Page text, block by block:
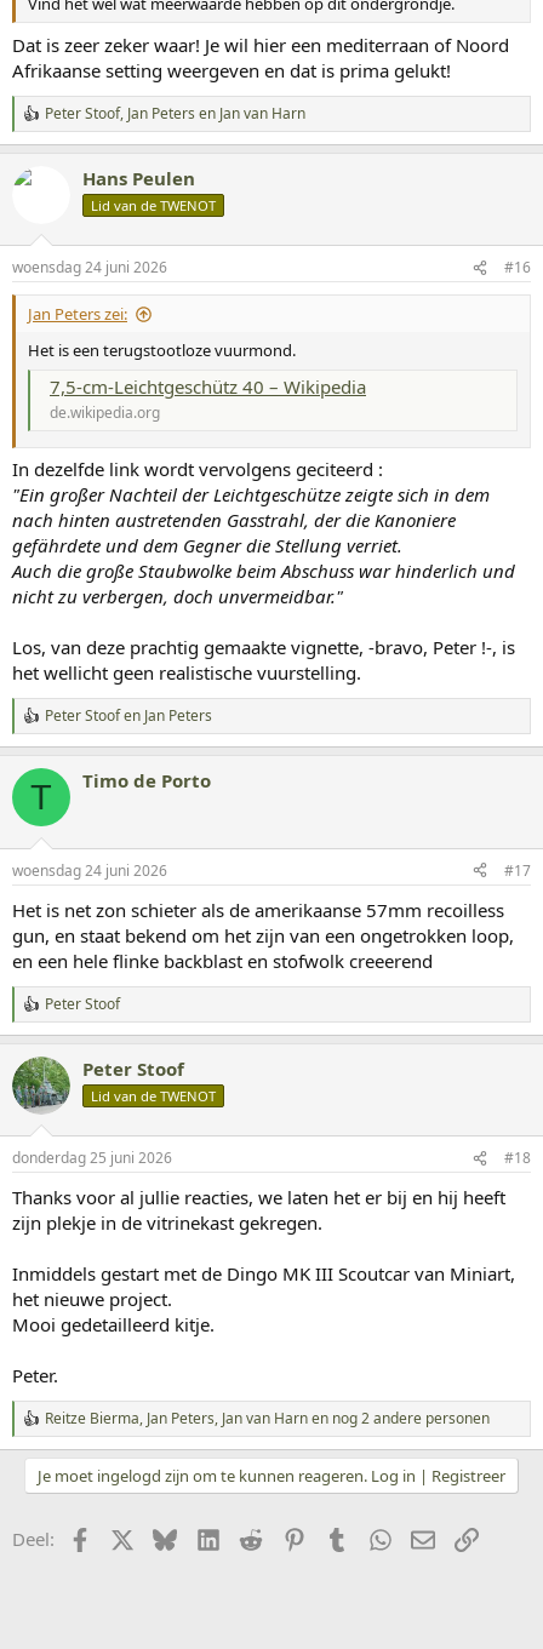
Dat is zeer zeker waar! Je wil hier een mediterraan of Noord
Afrikaanse setting weergeven en dat is prima gelukt!
W
a
r
n
g
Peter Stoof, Jan Peters en Jan van Harn
Hans Peulen
Lid van de TWENOT
woensdag 24 juni 2026 #16
Jan Peters zei:
Het is een terugstootloze vuurmond.
7,5-cm-Leichtgeschütz 40 – Wikipedia
de.wikipedia.org
In dezelfde link wordt vervolgens geciteerd :
"Ein großer Nachteil der Leichtgeschütze zeigte sich in dem
nach hinten austretenden Gasstrahl, der die Kanoniere
gefährdete und dem Gegner die Stellung verriet.
Auch die große Staubwolke beim Abschuss war hinderlich und
nicht zu verbergen, doch unvermeidbar."
Los, van deze prachtig gemaakte vignette, -bravo, Peter !-, is
het wellicht geen realistische vuurstelling.
W
a
r
e
n
e
n
:
Peter Stoofen Jan Peters
T Timo de Porto
woensdag 24 juni 2026 #17
Het is net zon schieter als de amerikaanse 57mm recoilless
gun, en staat bekend om het zijn van een ongetrokken loop,
en een hele flinke backblast en stofwolk creeerend
W
a
r
d
e
n
g
e
n
Peter Stoof
Peter Stoof
Lid van de TWENOT
donderdag 25 juni 2026 #18
Thanks voor al jullie reacties, we laten het er bij en hij heeft
zijn plekje in de vitrinekast gekregen.
Inmiddels gestart met de Dingo MK III Scoutcar van Miniart,
het nieuwe project.
Mooi gedetailleerd kitje.
Peter.
W
a
a
r
Reitze Bierma, Jan Peters, Jan van Harnen nog 2 andere personen
Je moet ingelogd zijn om te kunnen reageren. Log in | Registreer
Deel: Facebook BlueskyLinkedIn
Reddit PinterestTumblrWhatsApp
E-mail